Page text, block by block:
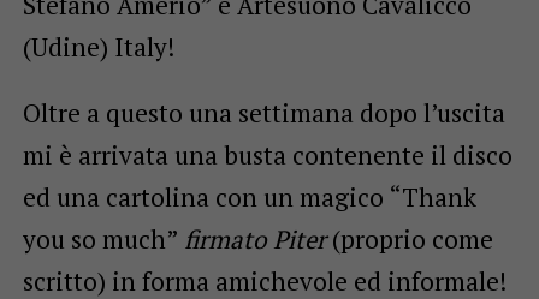
(Udine) Italy!
Oltre a questo una settimana dopo l’uscita
mi è arrivata una busta contenente il disco
ed una cartolina con un magico “Thank
you so much” firmato Piter(proprio come
scritto) in forma amichevole ed informale!